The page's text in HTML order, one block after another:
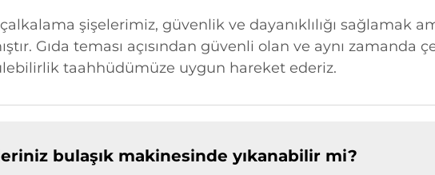
şişelerimiz, güvenlik ve dayanıklılığı sağlamak
Gıda teması açısından güvenli olan ve aynı
taahhüdümüze uygun hareket ederiz.
bulaşık makinesinde yıkanabilir mi?